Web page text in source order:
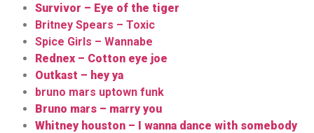
Survivor – Eye of the tiger
Britney Spears – Toxic
Spice Girls – Wannabe
Rednex – Cotton eye joe
Outkast – hey ya
bruno mars uptown funk
Bruno mars – marry you
Whitney houston – I wanna dance with somebody